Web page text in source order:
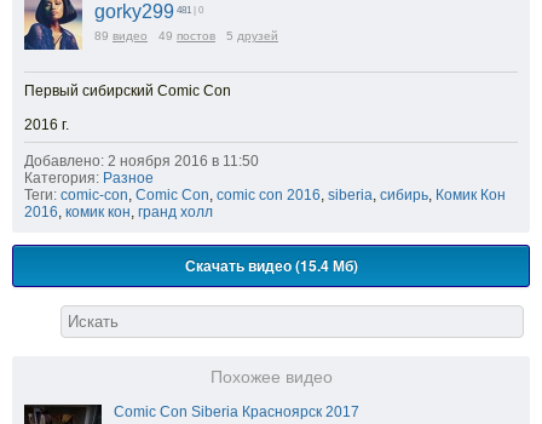
gorky299 481 | 0
89 видео 49 постов 5 друзей
Первый сибирский Comic Con
2016 г.
Добавлено: 2 ноября 2016 в 11:50
Категория: Разное
Теги: comic-con, Comic Con, comic con 2016, siberia, сибирь, Комик Кон
2016, комик кон, гранд холл
Скачать видео (15.4 Мб)
Похожее видео
Comic Con Siberia Красноярск 2017